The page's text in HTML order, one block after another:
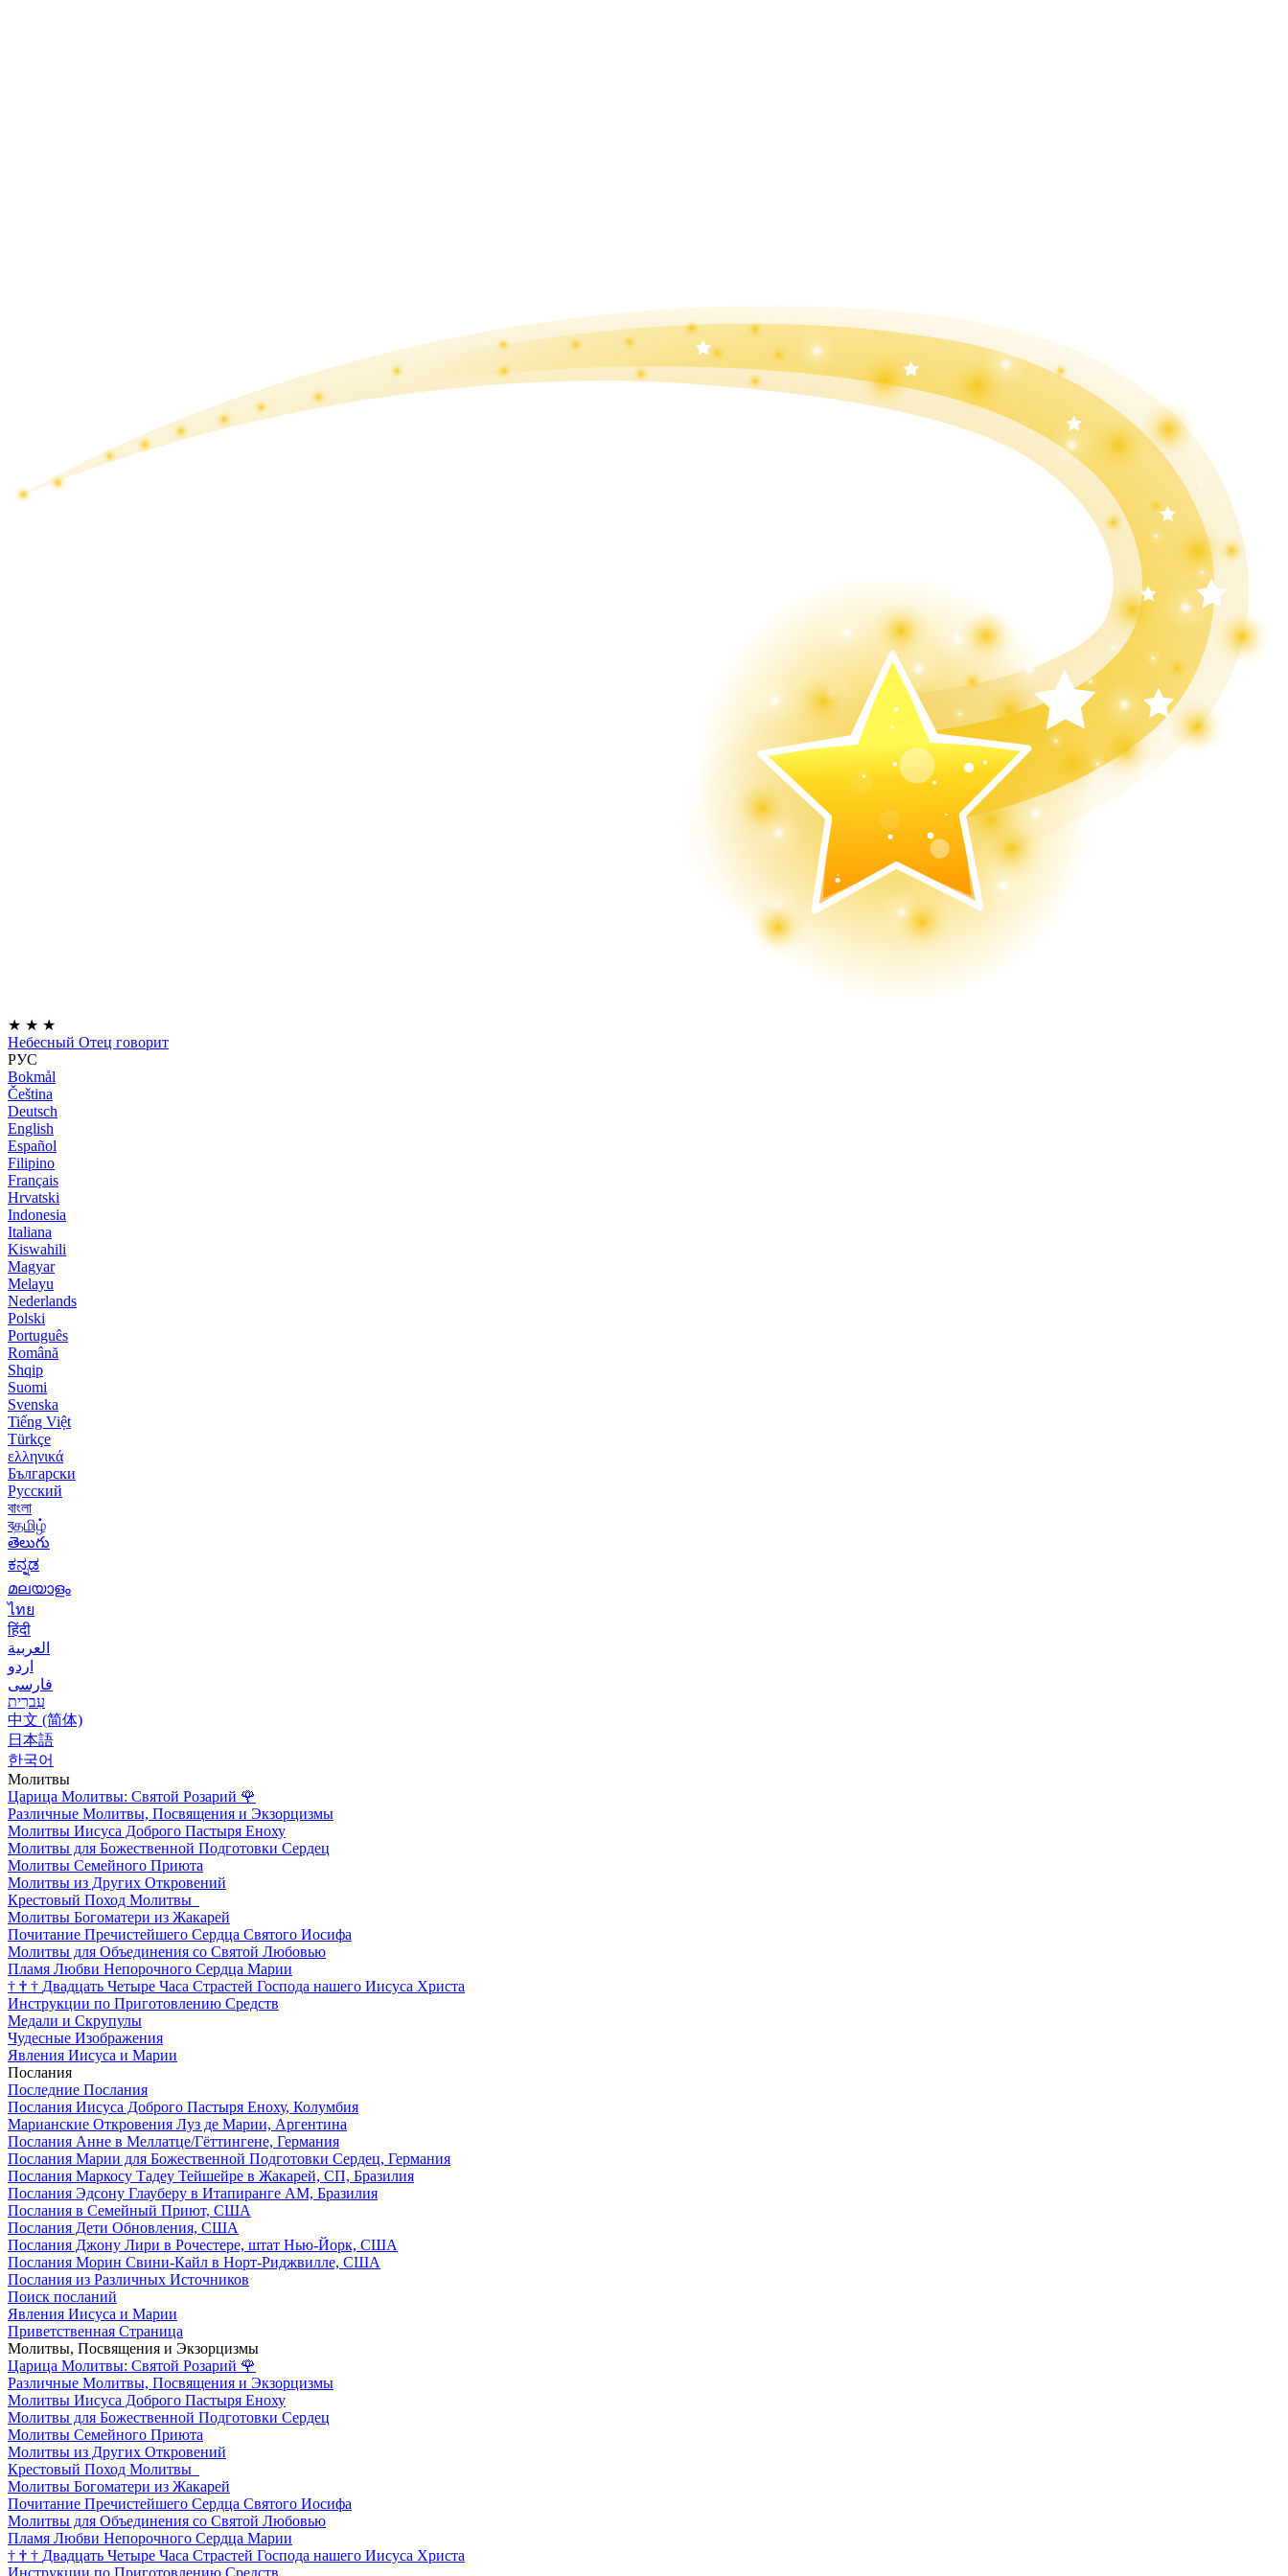
★ ★ ★
Небесный Отец говорит
РУС
Bokmål
Čeština
Deutsch
English
Español
Filipino
Français
Hrvatski
Indonesia
Italiana
Kiswahili
Magyar
Melayu
Nederlands
Polski
Português
Română
Shqip
Suomi
Svenska
Tiếng Việt
Türkçe
ελληνικά
Български
Русский
বাংলা
বதமிழ்
తెలుగు
ಕನ್ನಡ
മലയാളം
ไทย
हिंदी
العربية
اردو
فارسی
עִברִית
中文 (简体)
日本語
한국어
Молитвы
Царица Молитвы: Святой Розарий 🌹
Различные Молитвы, Посвящения и Экзорцизмы
Молитвы Иисуса Доброго Пастыря Еноху
Молитвы для Божественной Подготовки Сердец
Молитвы Семейного Приюта
Молитвы из Других Откровений
Крестовый Поход Молитвы
Молитвы Богоматери из Жакарей
Почитание Пречистейшего Сердца Святого Иосифа
Молитвы для Объединения со Святой Любовью
Пламя Любви Непорочного Сердца Марии
† † † Двадцать Четыре Часа Страстей Господа нашего Иисуса Христа
Инструкции по Приготовлению Средств
Медали и Скрупулы
Чудесные Изображения
Явления Иисуса и Марии
Послания
Последние Послания
Послания Иисуса Доброго Пастыря Еноху, Колумбия
Марианские Откровения Луз де Марии, Аргентина
Послания Анне в Меллатце/Гёттингене, Германия
Послания Марии для Божественной Подготовки Сердец, Германия
Послания Маркосу Тадеу Тейшейре в Жакарей, СП, Бразилия
Послания Эдсону Глауберу в Итапиранге AM, Бразилия
Послания в Семейный Приют, США
Послания Дети Обновления, США
Послания Джону Лири в Рочестере, штат Нью-Йорк, США
Послания Морин Свини-Кайл в Норт-Риджвилле, США
Послания из Различных Источников
Поиск посланий
Явления Иисуса и Марии
Приветственная Страница
Молитвы, Посвящения и Экзорцизмы
Царица Молитвы: Святой Розарий 🌹
Различные Молитвы, Посвящения и Экзорцизмы
Молитвы Иисуса Доброго Пастыря Еноху
Молитвы для Божественной Подготовки Сердец
Молитвы Семейного Приюта
Молитвы из Других Откровений
Крестовый Поход Молитвы
Молитвы Богоматери из Жакарей
Почитание Пречистейшего Сердца Святого Иосифа
Молитвы для Объединения со Святой Любовью
Пламя Любви Непорочного Сердца Марии
† † † Двадцать Четыре Часа Страстей Господа нашего Иисуса Христа
Инструкции по Приготовлению Средств